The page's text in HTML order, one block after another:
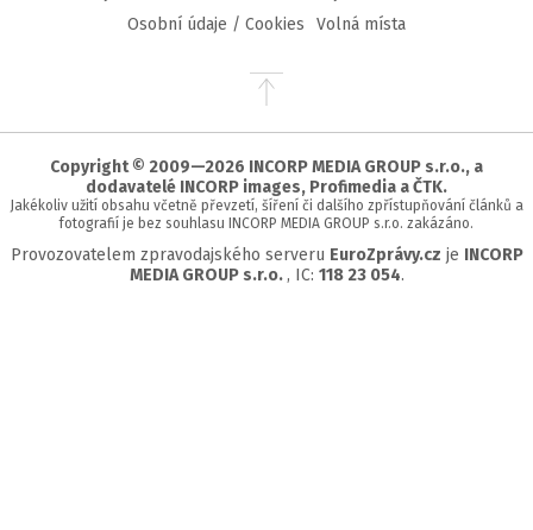
Osobní údaje / Cookies
Volná místa
Přejít
stránky
Copyright © 2009—2026 INCORP MEDIA GROUP s.r.o., a
dodavatelé INCORP images, Profimedia a ČTK.
Jakékoliv užití obsahu včetně převzetí, šíření či dalšího zpřístupňování článků a
fotografií je bez souhlasu INCORP MEDIA GROUP s.r.o. zakázáno.
Provozovatelem zpravodajského serveru EuroZprávy.cz je INCORP
MEDIA GROUP s.r.o. , IC: 118 23 054.